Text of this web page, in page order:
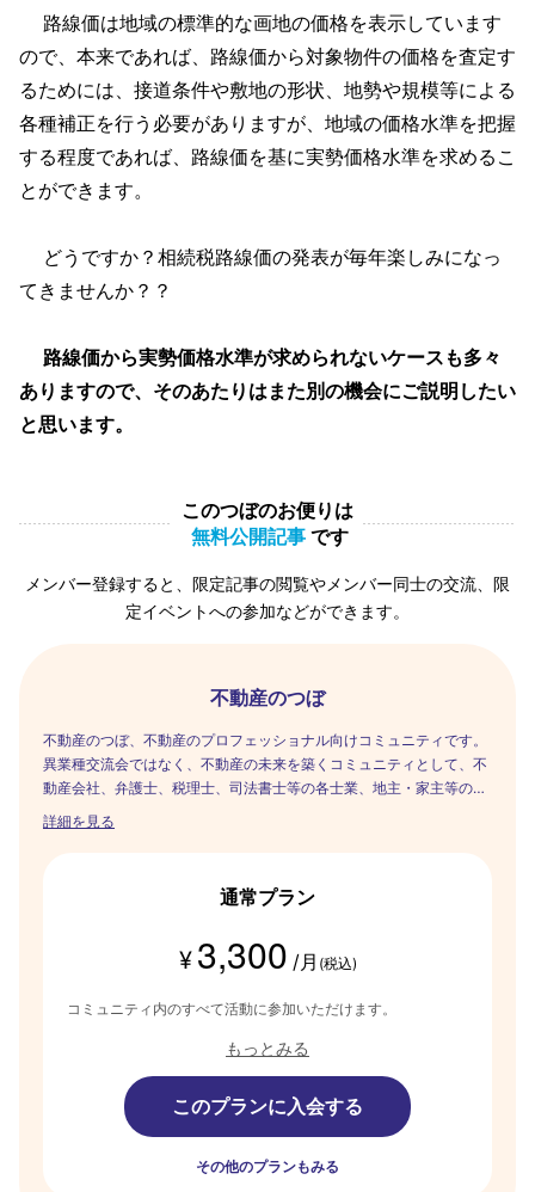
路線価は地域の標準的な画地の価格を表示しています
ので、本来であれば、路線価から対象物件の価格を査定す
るためには、接道条件や敷地の形状、地勢や規模等による
各種補正を行う必要がありますが、地域の価格水準を把握
する程度であれば、路線価を基に実勢価格水準を求めるこ
とができます。
どうですか？相続税路線価の発表が毎年楽しみになっ
てきませんか？？
路線価から実勢価格水準が求められないケースも多々
ありますので、そのあたりはまた別の機会にご説明したい
と思います。
このつぼのお便りは
無料公開記事 です
メンバー登録すると、限定記事の閲覧やメンバー同士の交流、限
定イベントへの参加などができます。
不動産のつぼ
不動産のつぼ、不動産のプロフェッショナル向けコミュニティです。
異業種交流会ではなく、不動産の未来を築くコミュニティとして、不
動産会社、弁護士、税理士、司法書士等の各士業、地主・家主等のオ
ーナーさん等が集い、知識や経験を共有して情報交換ができる場所を
提供しています。
詳細を見る
通常プラン
¥ 3,300 /月 (税込)
コミュニティ内のすべて活動に参加いただけます。
もっとみる
このプランに入会する
その他のプランもみる